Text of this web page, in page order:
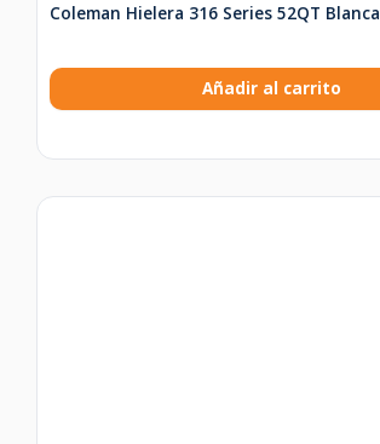
Coleman Hielera 316 Series 52QT Blanca
Añadir al carrito